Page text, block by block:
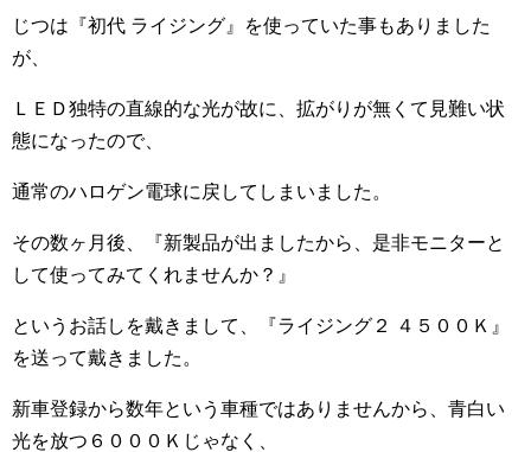
じつは『初代 ライジング』を使っていた事もありました
が、
ＬＥＤ独特の直線的な光が故に、拡がりが無くて見難い状
態になったので、
通常のハロゲン電球に戻してしまいました。
その数ヶ月後、『新製品が出ましたから、是非モニターと
して使ってみてくれませんか？』
というお話しを戴きまして、『ライジング２ ４５００Ｋ』
を送って戴きました。
新車登録から数年という車種ではありませんから、青白い
光を放つ６０００Ｋじゃなく、